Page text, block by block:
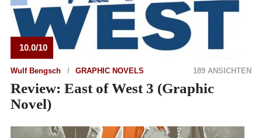
10.0/10
Wulf Bengsch GRAPHIC NOVELS 189 ANSICHTEN
Review: East of West 3 (Graphic
Novel)